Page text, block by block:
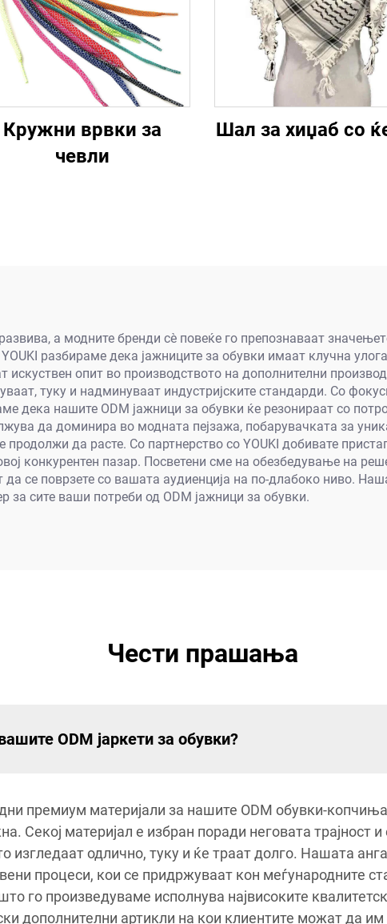
Кружни врвки за
чевли
Шал за хиџаб со
а модните бренди сè повеќе го препознаваат
разбираме дека јажниците за обувки имаат клучна
искуствен опит во производството на дополнителни
туку и надминуваат индустријските стандарди. Со
дека нашите ODM јажници за обувки ќе резонираат со
да доминира во модната пејзажа, побарувачката за
продолжи да расте. Со партнерство со YOUKI добивате
конкурентен пазар. Посветени сме на обезбедување на
се поврзете со вашата аудиенција на по-длабоко ниво.
за сите ваши потреби од ODM јажници за обувки.
Чести прашања
ODM јаркети за обувки?
премиум материјали за нашите ODM обувки-
Секој материјал е избран поради неговата трајност
одлично, туку и ќе траат долго. Нашата
процеси, кои се придржуваат кон меѓународните
го произведуваме исполнува највисоките
дополнителни артикли на кои клиентите можат да им